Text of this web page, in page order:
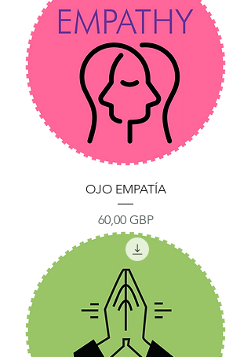
OJO EMPATÍA
Precio
60,00 GBP